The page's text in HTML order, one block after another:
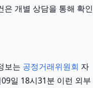
은 개별 상담을 통해 확인
보는 공정거래위원회 자
일 18시31분 이런 외부